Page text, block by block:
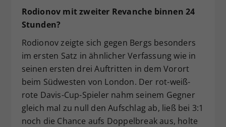
Rodionov mit zweiter Revanche binnen 24
Stunden?
Rodionov zeigte sich gegen Bergs besonders
im ersten Satz in ähnlicher Verfassung wie in
seinen ersten drei Auftritten in dem Vorort
beim Südwesten von London. Der rot-weiß-
rote Davis-Cup-Spieler nahm seinem Gegner
gleich mal zu null den Aufschlag ab, ließ bei 3:1
noch die Chance aufs Doppelbreak aus, holte